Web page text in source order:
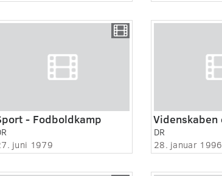
- Fodboldkamp
juni 1979
DR
28. januar 1996